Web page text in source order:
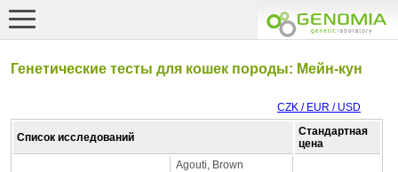
Генетические тесты для кошек породы: Мейн-кун
CZK / EUR / USD
Список исследований
Стандартная
цена
Agouti, Brown